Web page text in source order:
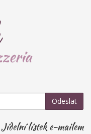
Odeslat
Jídelní lístek e-mailem